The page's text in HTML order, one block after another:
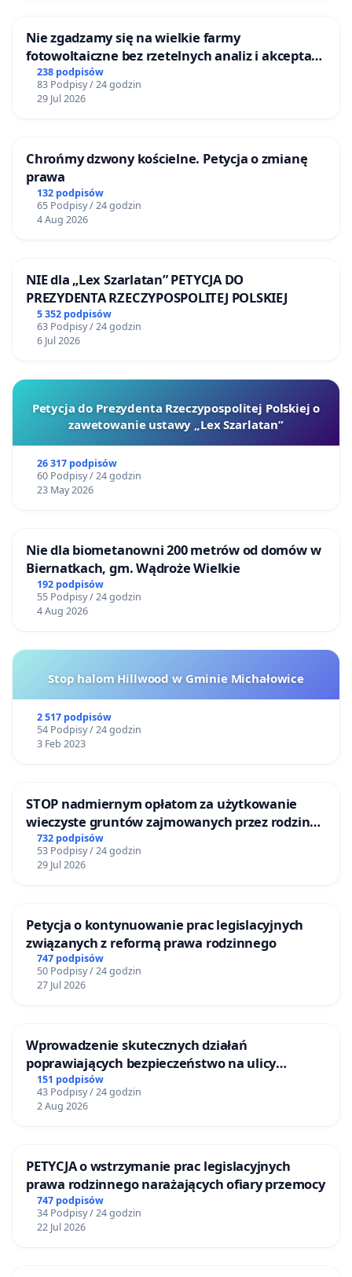
Nie zgadzamy się na wielkie farmy
fotowoltaiczne bez rzetelnych analiz i akceptacji
mieszkańców
238 podpisów
83 Podpisy / 24 godzin
29 Jul 2026
Chrońmy dzwony kościelne. Petycja o zmianę
prawa
132 podpisów
65 Podpisy / 24 godzin
4 Aug 2026
NIE dla „Lex Szarlatan” PETYCJA DO
PREZYDENTA RZECZYPOSPOLITEJ POLSKIEJ
5 352 podpisów
63 Podpisy / 24 godzin
6 Jul 2026
Petycja do Prezydenta Rzeczypospolitej Polskiej o
zawetowanie ustawy „Lex Szarlatan”
26 317 podpisów
60 Podpisy / 24 godzin
23 May 2026
Nie dla biometanowni 200 metrów od domów w
Biernatkach, gm. Wądroże Wielkie
192 podpisów
55 Podpisy / 24 godzin
4 Aug 2026
Stop halom Hillwood w Gminie Michałowice
2 517 podpisów
54 Podpisy / 24 godzin
3 Feb 2023
STOP nadmiernym opłatom za użytkowanie
wieczyste gruntów zajmowanych przez rodzinne
ogrody działkowe.
732 podpisów
53 Podpisy / 24 godzin
29 Jul 2026
Petycja o kontynuowanie prac legislacyjnych
związanych z reformą prawa rodzinnego
747 podpisów
50 Podpisy / 24 godzin
27 Jul 2026
Wprowadzenie skutecznych działań
poprawiających bezpieczeństwo na ulicy
Żeromskiego w Otwocku
151 podpisów
43 Podpisy / 24 godzin
2 Aug 2026
PETYCJA o wstrzymanie prac legislacyjnych
prawa rodzinnego narażających ofiary przemocy
747 podpisów
34 Podpisy / 24 godzin
22 Jul 2026